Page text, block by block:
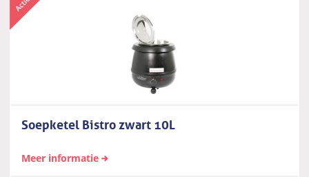
Soepketel Bistro zwart 10L
Meer informatie